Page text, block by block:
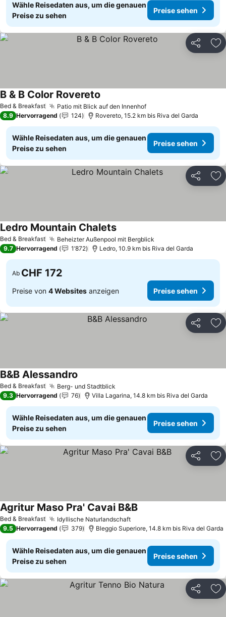
Wähle Reisedaten aus, um die genauen
Preise zu sehen
Preise sehen
Teilen
Bed & Breakfast Patio mit Blick auf den InnenhofPreise sehen
B & B Color Rovereto
8.9 Hervorragend 124 Rovereto, 15.2 km bis Riva del Garda
Wähle Reisedaten aus, um die genauen
Preise zu sehen
Preise sehen
Teilen
Bed & Breakfast Beheizter Außenpool mit Bergblick
Ledro Mountain ChaletsPreise sehen
9.7 Hervorragend 1’872 Ledro, 10.9 km bis Riva del Garda
Ab CHF 172
Preise von 4 Websites anzeigen Preise sehen
Teilen
Bed & Breakfast Berg- und Stadtblick
B&B Alessandro
9.3 Hervorragend 76 Villa Lagarina, 14.8 km bis Riva del Garda
Wähle Reisedaten aus, um die genauen
Preise zu sehen
Preise sehen
Teilen
Bed & Breakfast Idyllische NaturlandschaftPreise sehen
Agritur Maso Pra' Cavai B&BPreise sehen
9.5 Hervorragend 379 Bleggio Superiore, 14.8 km bis Riva del Garda
Wähle Reisedaten aus, um die genauen
Preise zu sehen
Preise sehen
Teilen